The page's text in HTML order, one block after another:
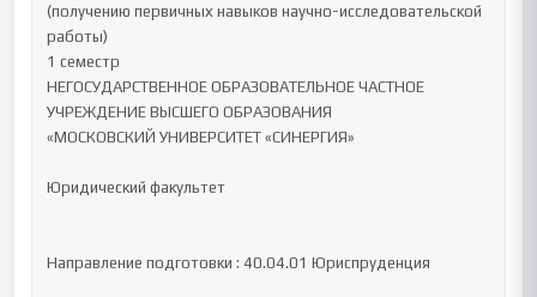
(получению первичных навыков научно-исследовательской
работы)
1 семестр
НЕГОСУДАРСТВЕННОЕ ОБРАЗОВАТЕЛЬНОЕ ЧАСТНОЕ
УЧРЕЖДЕНИЕ ВЫСШЕГО ОБРАЗОВАНИЯ
«МОСКОВСКИЙ УНИВЕРСИТЕТ «СИНЕРГИЯ»
Юридический факультет
Направление подготовки : 40.04.01 Юриспруденция